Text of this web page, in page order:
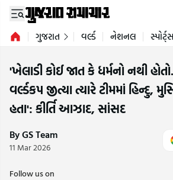
ગુજરાત વર્લ્ડ નેશનલ સ્પોર્ટ્સ
'ખેલાડી કોઈ જાત કે ધર્મનો નથી
વર્લ્ડકપ જીત્યા ત્યારે ટીમમાં હિન્દુ,
હતા': કીર્તિ આઝાદ, સાંસદ
By GS Team
11 Mar 2026
Follow us on